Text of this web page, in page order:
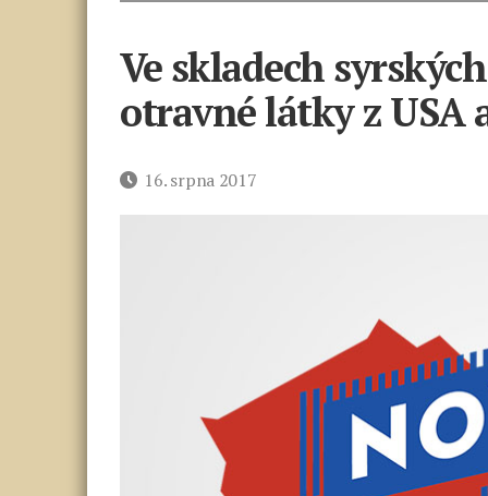
Ve skladech
otravné látky z USA
Datum16. srpna 2017